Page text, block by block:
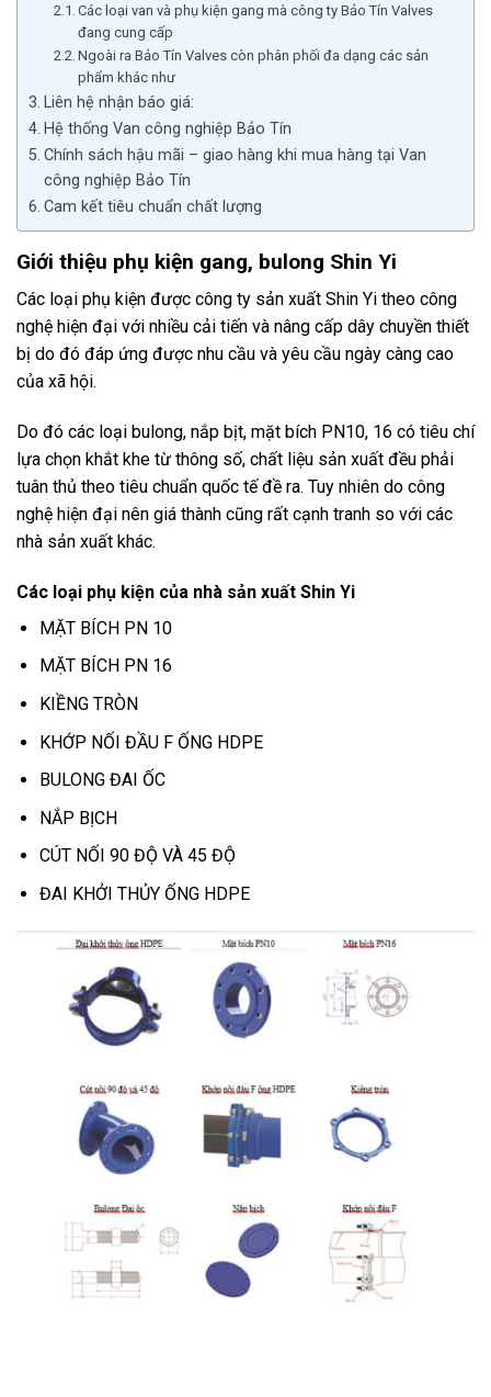
Các loại van và phụ kiện gang mà công ty Bảo Tín Valves
đang cung cấp
Ngoài ra Bảo Tín Valves còn phân phối đa dạng các sản
phẩm khác như
Liên hệ nhận báo giá:
Hệ thống Van công nghiệp Bảo Tín
Chính sách hậu mãi – giao hàng khi mua hàng tại Van
công nghiệp Bảo Tín
Cam kết tiêu chuẩn chất lượng
Giới thiệu phụ kiện gang, bulong Shin Yi
Các loại phụ kiện được công ty sản xuất Shin Yi theo công
nghệ hiện đại với nhiều cải tiến và nâng cấp dây chuyền thiết
bị do đó đáp ứng được nhu cầu và yêu cầu ngày càng cao
của xã hội.
Do đó các loại bulong, nắp bịt, mặt bích PN10, 16 có tiêu chí
lựa chọn khắt khe từ thông số, chất liệu sản xuất đều phải
tuân thủ theo tiêu chuẩn quốc tế đề ra. Tuy nhiên do công
nghệ hiện đại nên giá thành cũng rất cạnh tranh so với các
nhà sản xuất khác.
Các loại phụ kiện của nhà sản xuất Shin Yi
MẶT BÍCH PN 10
MẶT BÍCH PN 16
KIỀNG TRÒN
KHỚP NỐI ĐẦU F ỐNG HDPE
BULONG ĐAI ỐC
NẮP BỊCH
CÚT NỐI 90 ĐỘ VÀ 45 ĐỘ
ĐAI KHỞI THỦY ỐNG HDPE